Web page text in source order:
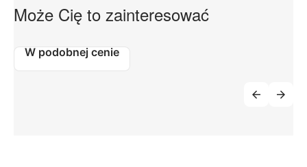
Może Cię to zainteresować
W podobnej cenie